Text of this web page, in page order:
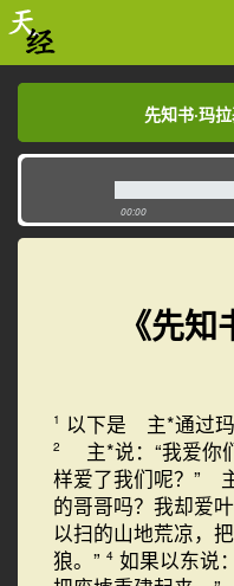
先知书·
先知书·玛
00:00
《先知
1 以下是 主*通过玛
2 主*说：“我爱你
样爱了我们呢？”
的哥哥吗？我却爱
以扫的山地荒凉，
狼。” 4 如果以东说